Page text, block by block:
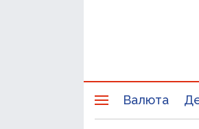
Валюта